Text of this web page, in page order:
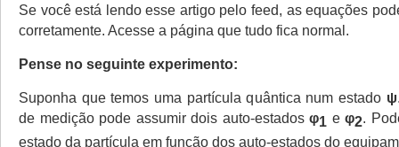
Se você está lendo esse artigo pelo feed, as equações
corretamente. Acesse a página que tudo fica normal.
Pense no seguinte experimento:
Suponha que temos uma partícula quântica num estado ψ
de medição pode assumir dois auto-estadosφ1 eφ2.
estado da partícula em função dos auto-estados do